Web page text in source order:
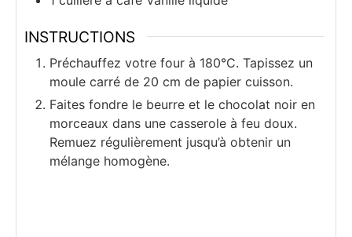
INSTRUCTIONS
Préchauffez votre four à 180°C. Tapissez un
moule carré de 20 cm de papier cuisson.
Faites fondre le beurre et le chocolat noir en
morceaux dans une casserole à feu doux.
Remuez régulièrement jusqu’à obtenir un
mélange homogène.